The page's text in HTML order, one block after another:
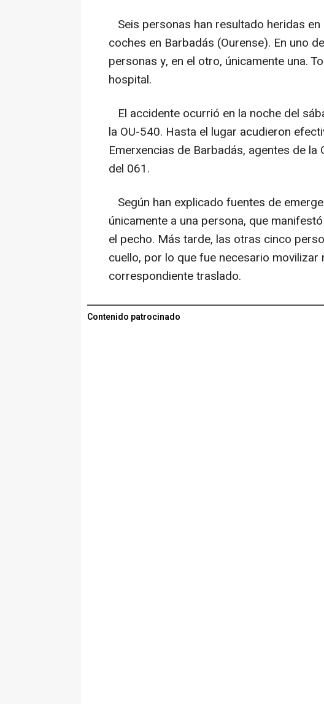
Seis personas han resultado heridas
coches en Barbadás (Ourense). En uno
personas y, en el otro, únicamente una.
hospital.
El accidente ocurrió en la noche del
la OU-540. Hasta el lugar acudieron
Emerxencias de Barbadás, agentes de
del 061.
Según han explicado fuentes de
únicamente a una persona, que
el pecho. Más tarde, las otras cinco
cuello, por lo que fue necesario
correspondiente traslado.
Contenido patrocinado